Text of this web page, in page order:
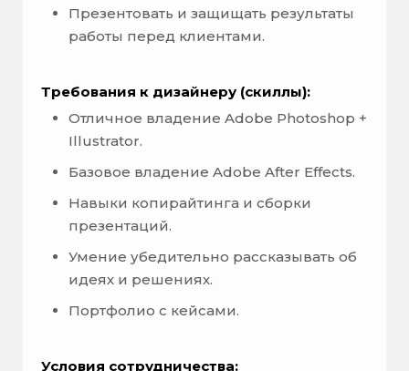
Презентовать и защищать результаты
работы перед клиентами.
Требования к дизайнеру (скиллы):
Отличное владение Adobe Photoshop +
Illustrator.
Базовое владение Adobe After Effects.
Навыки копирайтинга и сборки
презентаций.
Умение убедительно рассказывать об
идеях и решениях.
Портфолио с кейсами.
Условия сотрудничества: